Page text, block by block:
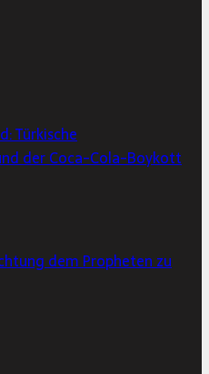
Türkische
der Coca-Cola-Boykott
dem Propheten zu